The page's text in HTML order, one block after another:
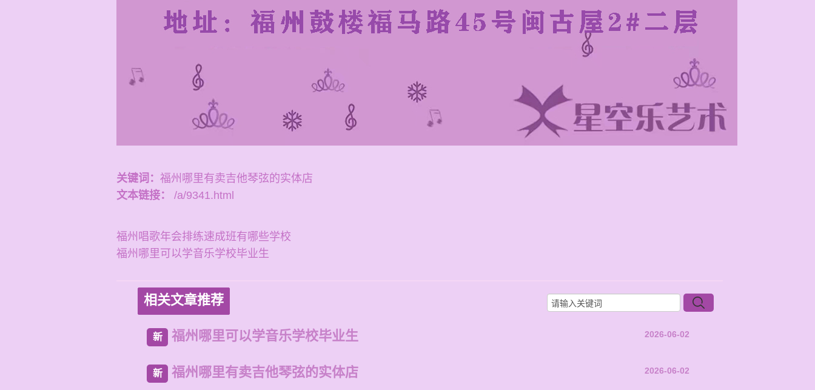
关键词： 福州哪里有卖吉他琴弦的实体店
文本链接：
/a/9341.html
福州唱歌年会排练速成班有哪些学校
福州哪里可以学音乐学校毕业生
相关文章推荐
新 福州哪里可以学音乐学校毕业生 2026-06-02
新 福州哪里有卖吉他琴弦的实体店 2026-06-02